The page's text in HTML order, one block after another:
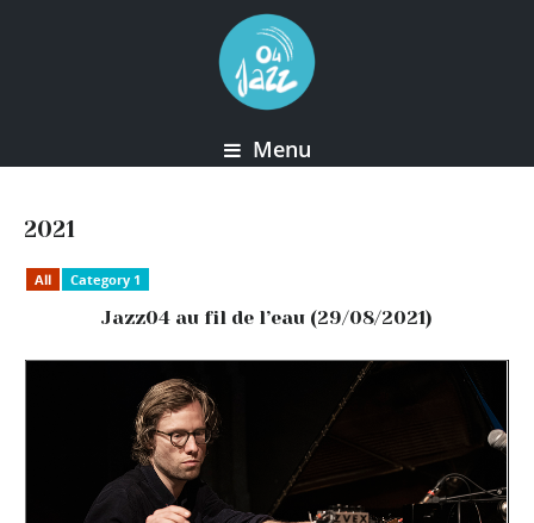
Menu
2021
All Category 1
Jazz04 au fil de l’eau (29/08/2021)